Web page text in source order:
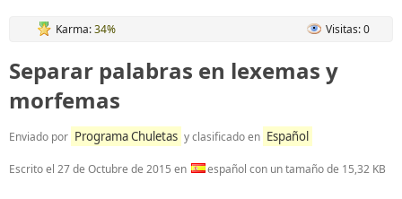
Karma:34% Visitas: 0
Separar palabras en lexemas y
morfemas
Enviado por Programa Chuletas y clasificado en Español
Escrito el 27 de Octubre de 2015 en español con un tamaño de 15,32 KB